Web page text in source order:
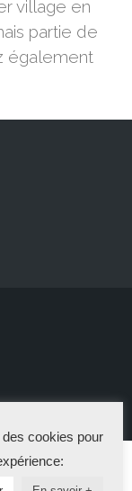
village en
partie de
également
cookies pour